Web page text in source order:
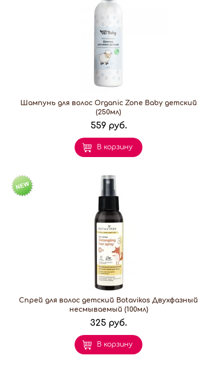
Шампунь для волос Organic Zone Baby детский
(250мл)
559 руб.
В корзину
Спрей для волос детский Botavikos Двухфазный
несмываемый (100мл)
325 руб.
В корзину